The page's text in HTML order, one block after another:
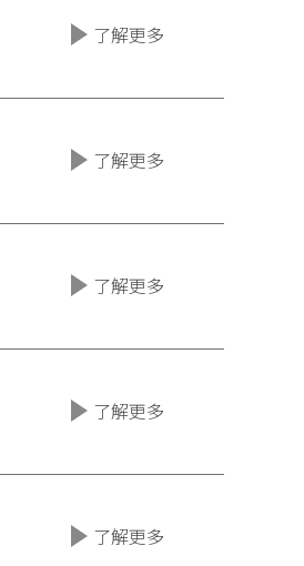
了解更多
了解更多
了解更多
了解更多
了解更多